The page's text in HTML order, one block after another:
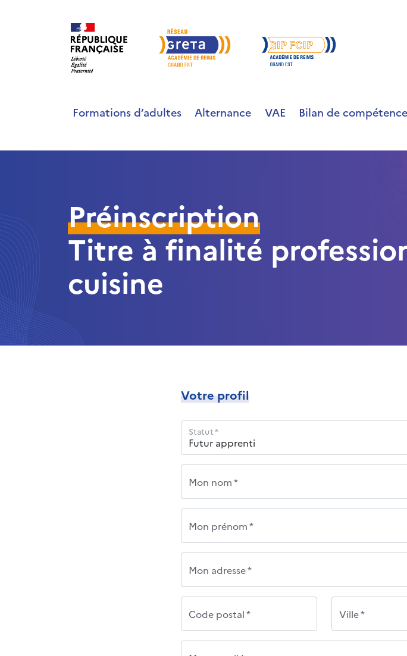
Formations d’adultes Alternance VAE Bilan de
Préinscription
Titre à finalité
cuisine
Votre profil
Statut *
Mon nom *
Mon prénom *
Mon adresse *
Code postal * Ville *